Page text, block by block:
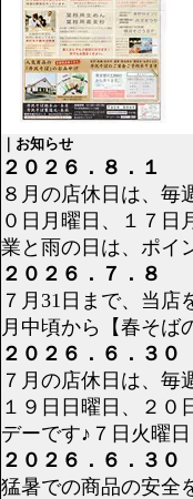
｜お知らせ
２０２６．８．１
８月の店休日は、毎
０日月曜日、１７日
業と雨の日は、ポイ
２０２６．７．８
７月31日まで、当
月中頃から【春そば
２０２６．６．３０
７月の店休日は、毎
１９日日曜日、２０
デーです♪７日火曜
２０２６．６．３０
猛暑での商品の安全